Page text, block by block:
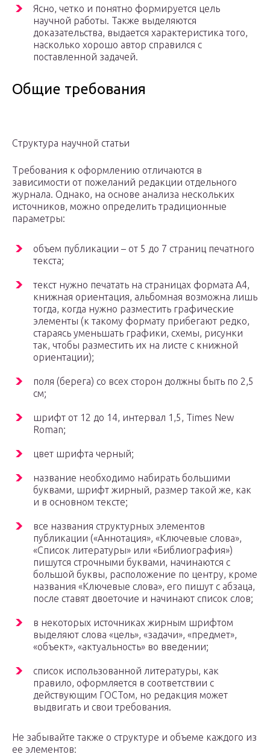
Ясно, четко и понятно формируется цель
научной работы. Также выделяются
доказательства, выдается характеристика того,
насколько хорошо автор справился с
поставленной задачей.
Общие требования
Структура научной статьи
Требования к оформлению отличаются в
зависимости от пожеланий редакции отдельного
журнала. Однако, на основе анализа нескольких
источников, можно определить традиционные
параметры:
объем публикации – от 5 до 7 страниц печатного
текста;
текст нужно печатать на страницах формата А4,
книжная ориентация, альбомная возможна лишь
тогда, когда нужно разместить графические
элементы (к такому формату прибегают редко,
стараясь уменьшать графики, схемы, рисунки
так, чтобы разместить их на листе с книжной
ориентации);
поля (берега) со всех сторон должны быть по 2,5
см;
шрифт от 12 до 14, интервал 1,5, Times New
Roman;
цвет шрифта черный;
название необходимо набирать большими
буквами, шрифт жирный, размер такой же, как
и в основном тексте;
все названия структурных элементов
публикации («Аннотация», «Ключевые слова»,
«Список литературы» или «Библиография»)
пишутся строчными буквами, начинаются с
большой буквы, расположение по центру, кроме
названия «Ключевые слова», его пишут с абзаца,
после ставят двоеточие и начинают список слов;
в некоторых источниках жирным шрифтом
выделяют слова «цель», «задачи», «предмет»,
«объект», «актуальность» во введении;
список использованной литературы, как
правило, оформляется в соответствии с
действующим ГОСТом, но редакция может
выдвигать и свои требования.
Не забывайте также о структуре и объеме каждого из
ее элементов: